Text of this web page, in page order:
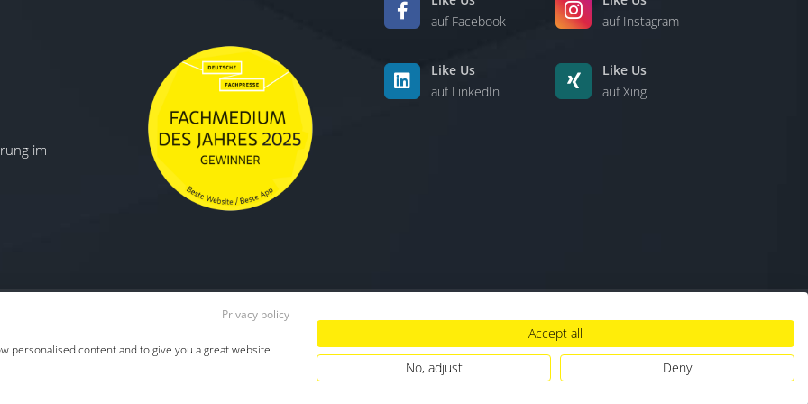
im
auf Facebook
auf Instagram
Like Us
auf LinkedIn
Like Us
auf Xing
Datenschutz Impressum Hinweisgebersystem
Privacy policy
personalised content and to give you a great website
Accept all
No, adjust
Deny